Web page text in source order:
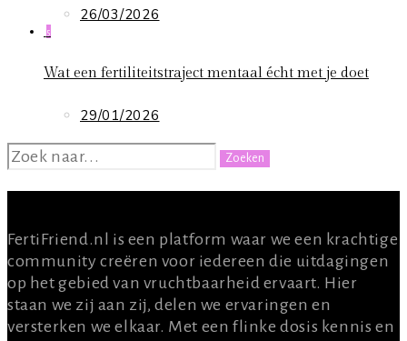
26/03/2026
5
Wat een fertiliteitstraject mentaal écht met je doet
29/01/2026
ZOEKEN
NAAR:
FertiFriend.nl is een platform waar we een krachtige
community creëren voor iedereen die uitdagingen
op het gebied van vruchtbaarheid ervaart. Hier
staan we zij aan zij, delen we ervaringen en
versterken we elkaar. Met een flinke dosis kennis en